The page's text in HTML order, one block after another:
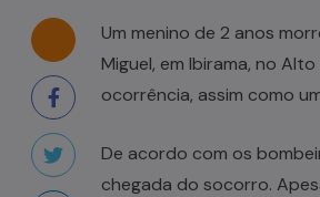
Um menino de 2 anos
Miguel, em Ibirama, no
ocorrência, assim como
De acordo com os
chegada do socorro.